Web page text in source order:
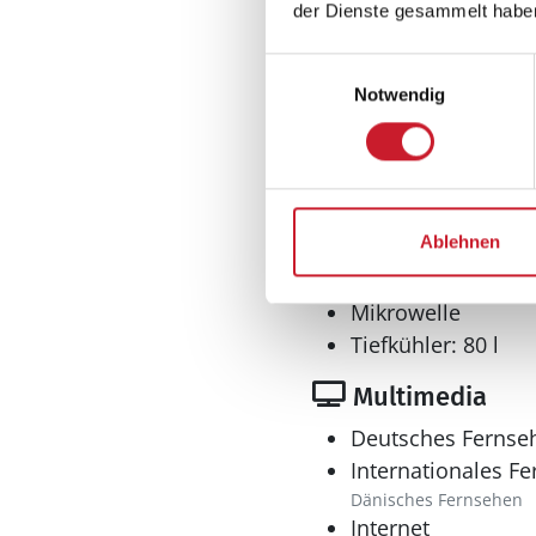
der Dienste gesammelt
Notwendig
Ablehnen
Küche
Geschirrspüler
Ceranfeld mit Backofen
Kühlschrank
Mikrowelle
Tiefkühler: 80 l
Multimedia
Deutsches
Internationales
Dänisches Fernsehen
Internet